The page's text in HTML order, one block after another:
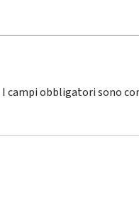
I campi obbligatori sono